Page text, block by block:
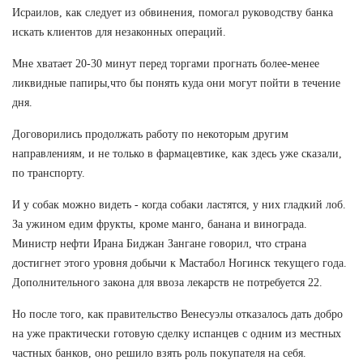
Исраилов, как следует из обвинения, помогал руководству банка
искать клиентов для незаконных операций.
Мне хватает 20-30 минут перед торгами прогнать более-менее
ликвидные папиры,что бы понять куда они могут пойти в течение
дня.
Договорились продолжать работу по некоторым другим
направлениям, и не только в фармацевтике, как здесь уже сказали,
по транспорту.
И у собак можно видеть - когда собаки ластятся, у них гладкий лоб.
За ужином едим фрукты, кроме манго, банана и винограда.
Министр нефти Ирана Биджан Зангане говорил, что страна
достигнет этого уровня добычи к Мастабол Ногинск текущего года.
Дополнительного закона для ввоза лекарств не потребуется 22.
Но после того, как правительство Венесуэлы отказалось дать добро
на уже практически готовую сделку испанцев с одним из местных
частных банков, оно решило взять роль покупателя на себя.